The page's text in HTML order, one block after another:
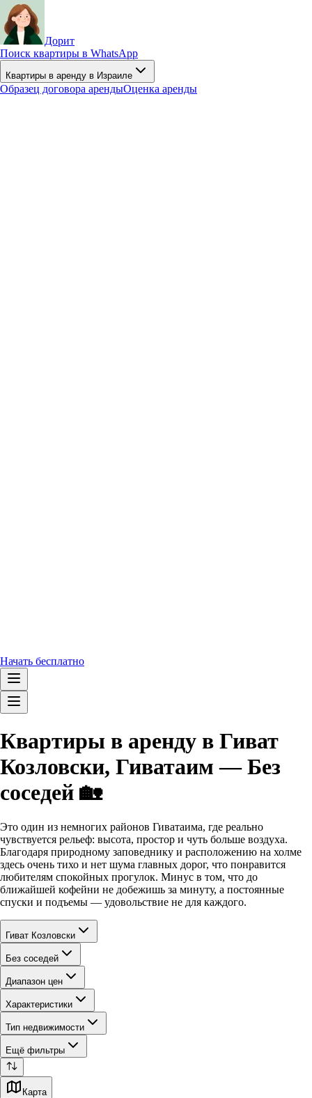
Дорит
Поиск квартиры в WhatsApp
Квартиры в аренду в Израиле
Образец договора арендыОценка аренды
Начать бесплатно
Квартиры в аренду в Гиват
Козловски, Гиватаим — Без
соседей 🏡
Это один из немногих районов Гиватаима, где реально
чувствуется рельеф: высота, простор и чуть больше воздуха.
Благодаря природному заповеднику и расположению на холме
здесь очень тихо и нет шума главных дорог, что понравится
любителям спокойных прогулок. Минус в том, что до
ближайшей кофейни не добежишь за минуту, а постоянные
спуски и подъемы — удовольствие не для каждого.
Гиват Козловски
Без соседей
Диапазон цен
Характеристики
Тип недвижимости
Ещё фильтры
Карта